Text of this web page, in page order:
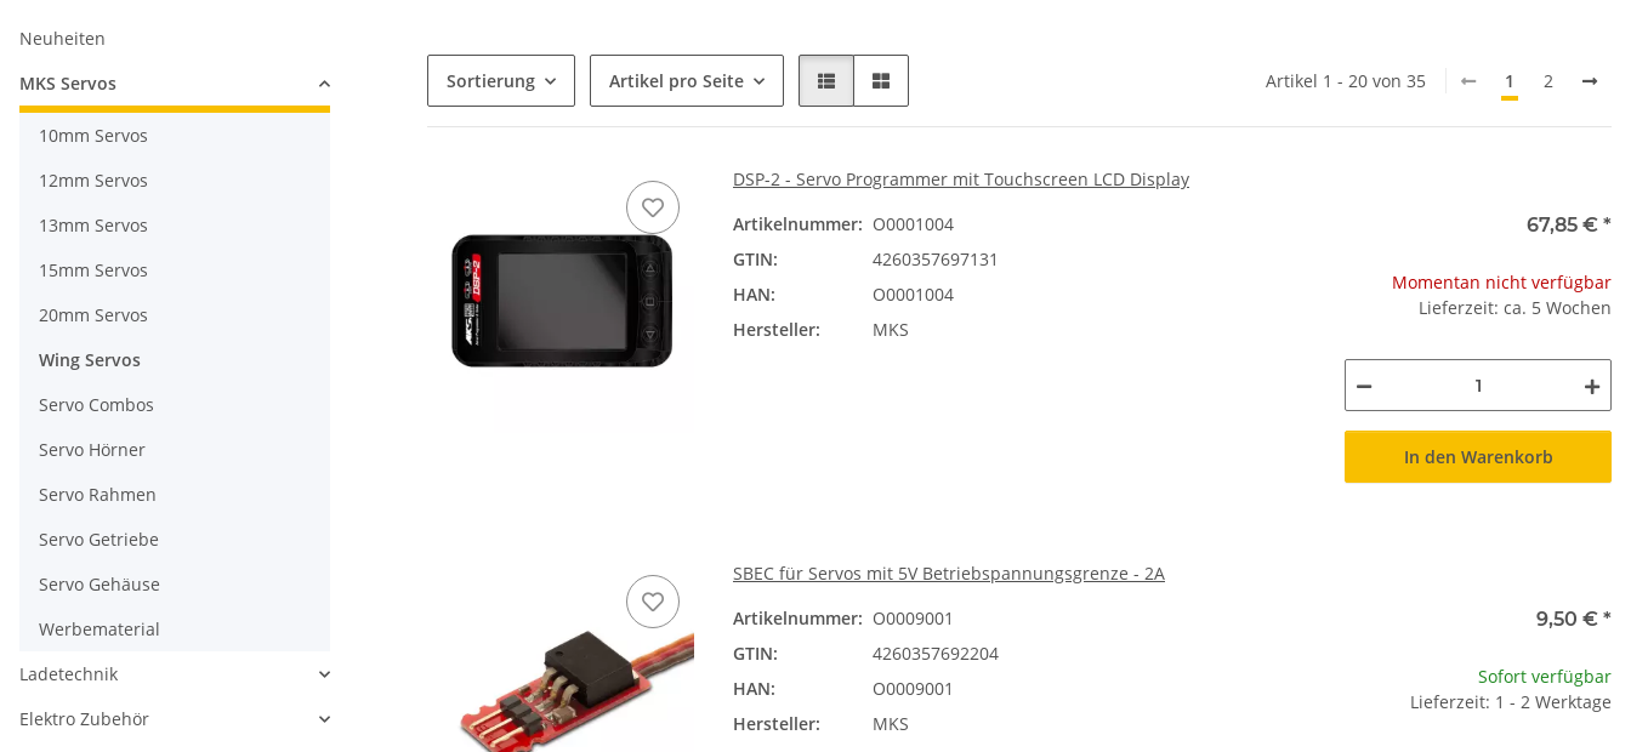
Sortierung Artikel pro Seite Artikel 1 - 20 von 35 1 2
DSP-2 - Servo Programmer mit Touchscreen LCD Display
Artikelnummer: O0001004
GTIN:
4260357697131
HAN:
O0001004
Hersteller:
MKS
67,85 € *
Momentan nicht verfügbar
Lieferzeit: ca. 5 Wochen
In den Warenkorb
SBEC für Servos mit 5V Betriebspannungsgrenze - 2A
Artikelnummer: O0009001
GTIN:
4260357692204
HAN:
O0009001
Hersteller:
MKS
9,50 € *
Sofort verfügbar
Lieferzeit: 1 - 2 Werktage
Neuheiten
MKS Servos
10mm Servos
12mm Servos
13mm Servos
15mm Servos
20mm Servos
Wing Servos
Servo Combos
Servo Hörner
Servo Rahmen
Servo Getriebe
Servo Gehäuse
Werbematerial
Ladetechnik
Elektro Zubehör